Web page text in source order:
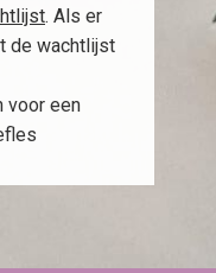
. Als er
de wachtlijst
voor een